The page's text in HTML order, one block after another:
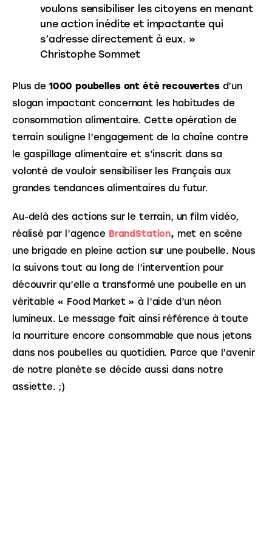
voulons sensibiliser les citoyens en menant
une action inédite et impactante qui
s’adresse directement à eux. »
Christophe Sommet
Plus de 1000 poubelles ont été recouvertes d’un
slogan impactant concernant les habitudes de
consommation alimentaire. Cette opération de
terrain souligne l’engagement de la chaîne contre
le gaspillage alimentaire et s’inscrit dans sa
volonté de vouloir sensibiliser les Français aux
grandes tendances alimentaires du futur.
Au-delà des actions sur le terrain, un film vidéo,
réalisé par l’agence BrandStation, met en scène
une brigade en pleine action sur une poubelle. Nous
la suivons tout au long de l’intervention pour
découvrir qu’elle a transformé une poubelle en un
véritable « Food Market » à l’aide d’un néon
lumineux. Le message fait ainsi référence à toute
la nourriture encore consommable que nous jetons
dans nos poubelles au quotidien. Parce que l’avenir
de notre planète se décide aussi dans notre
assiette. ;)